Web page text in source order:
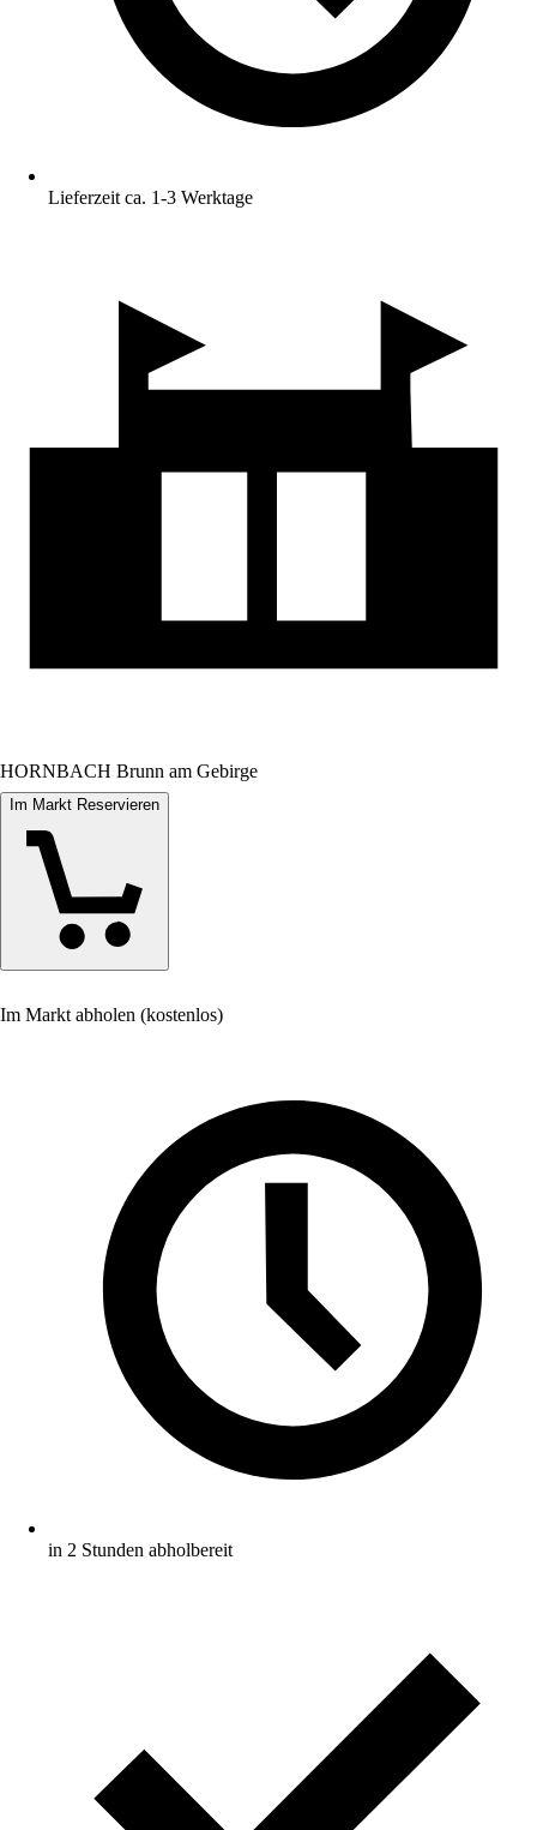
Lieferzeit ca. 1-3 Werktage
HORNBACH Brunn am Gebirge
Im Markt Reservieren
Im Markt abholen (kostenlos)
in 2 Stunden abholbereit